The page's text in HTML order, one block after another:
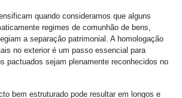
quando consideramos que alguns
regimes de comunhão de bens,
a separação patrimonial. A homologação
no exterior é um passo essencial para
pactuados sejam plenamente reconhecidos no
bem estruturado pode resultar em longos e